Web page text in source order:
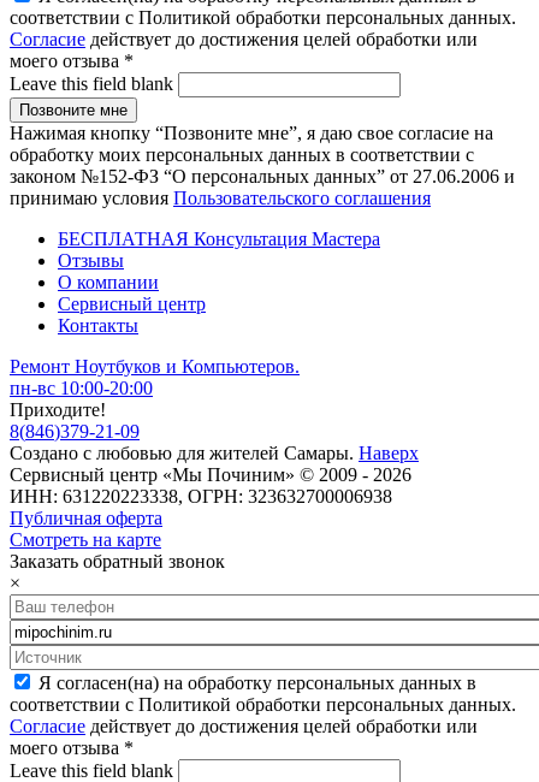
соответствии с Политикой обработки персональных данных.
Согласие действует до достижения целей обработки или
моего отзыва *
Leave this field blank
Нажимая кнопку “Позвоните мне”, я даю свое согласие на
обработку моих персональных данных в соответствии с
законом №152-ФЗ “О персональных данных” от 27.06.2006 и
принимаю условия Пользовательского соглашения
БЕСПЛАТНАЯ Консультация Мастера
Отзывы
О компании
Сервисный центр
Контакты
Ремонт Ноутбуков и Компьютеров.
пн-вс 10:00-20:00
Приходите!
8(846)379-21-09
Создано с любовью для жителей Самары. Наверх
Сервисный центр «Мы Починим» © 2009 - 2026
ИНН: 631220223338, ОГРН: 323632700006938
Публичная оферта
Смотреть на карте
Заказать обратный звонок
×
Я согласен(на) на обработку персональных данных в
соответствии с Политикой обработки персональных данных.
Согласие действует до достижения целей обработки или
моего отзыва *
Leave this field blank